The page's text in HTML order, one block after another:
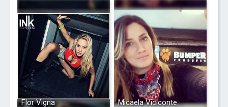
Flor Vigna Micaela Viciconte